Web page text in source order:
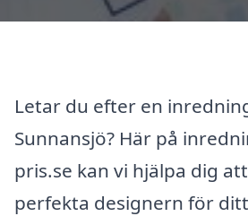
Letar du efter en
Sunnansjö? Här på
pris.se kan vi hjälpa dig
perfekta designern för